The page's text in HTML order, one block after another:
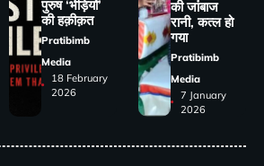
पुरुष ‘भेड़ियों’
की हक़ीक़त
Pratibimb
Media
18 February
2026
की जांंबाज
रानी, कत्‍ल हो
गया
Pratibimb
Media
7 January
2026